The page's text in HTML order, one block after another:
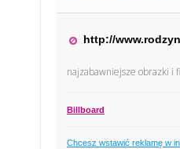
http://
najzabawniejsze obrazki i
Billboard
Chcesz wstawić reklamę w